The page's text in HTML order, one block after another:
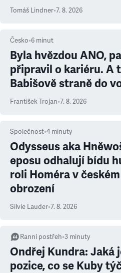
prioritu
Tomáš Lindner•7. 8. 2026
Česko•6 minut
Byla hvězdou ANO,
připravil o kariéru. A
Babišově straně do
František Trojan•7. 8. 2026
Společnost•4 minuty
Odysseus aka
eposu odhalují bídu
roli Homéra v
obrození
Silvie Lauder•7. 8. 2026
Ranní postřeh•3 minuty
Ondřej Kundra: Jaká
pozice, co se Kuby